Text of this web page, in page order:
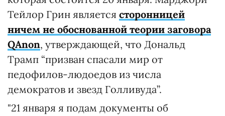
Тейлор Грин является сторонницей
ничем не обоснованной теории заговора
QAnon, утверждающей, что Дональд
Трамп “призван спасали мир от
педофилов-людоедов из числа
демократов и звезд Голливуда”.
"21 января я подам документы об